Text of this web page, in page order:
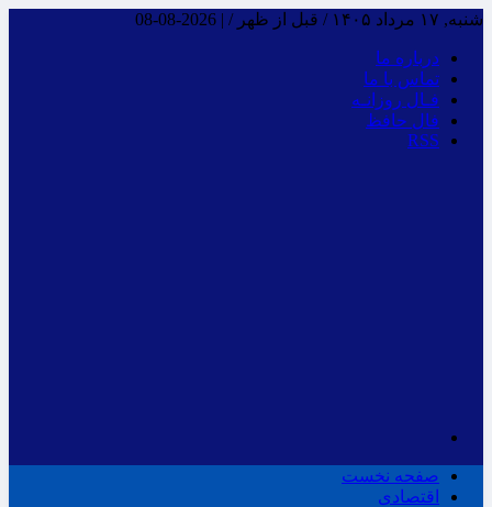
شنبه, ۱۷ مرداد ۱۴۰۵ / قبل از ظهر / |
2026-08-08
درباره ما
تماس با ما
فـال روزانـه
فال حافظ
RSS
صفحه نخست
اقتصادی